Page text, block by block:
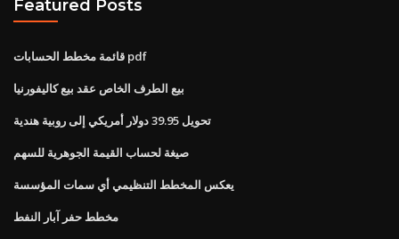
Featured Posts
قائمة مخطط الحسابات pdf
بيع الطرف الخاص عقد بيع كاليفورنيا
تحويل 39.95 دولار أمريكي إلى روبية هندية
صيغة لحساب القيمة الجوهرية للسهم
يعكس المخطط التنظيمي أي سمات المؤسسة
مخطط حفر آبار النفط